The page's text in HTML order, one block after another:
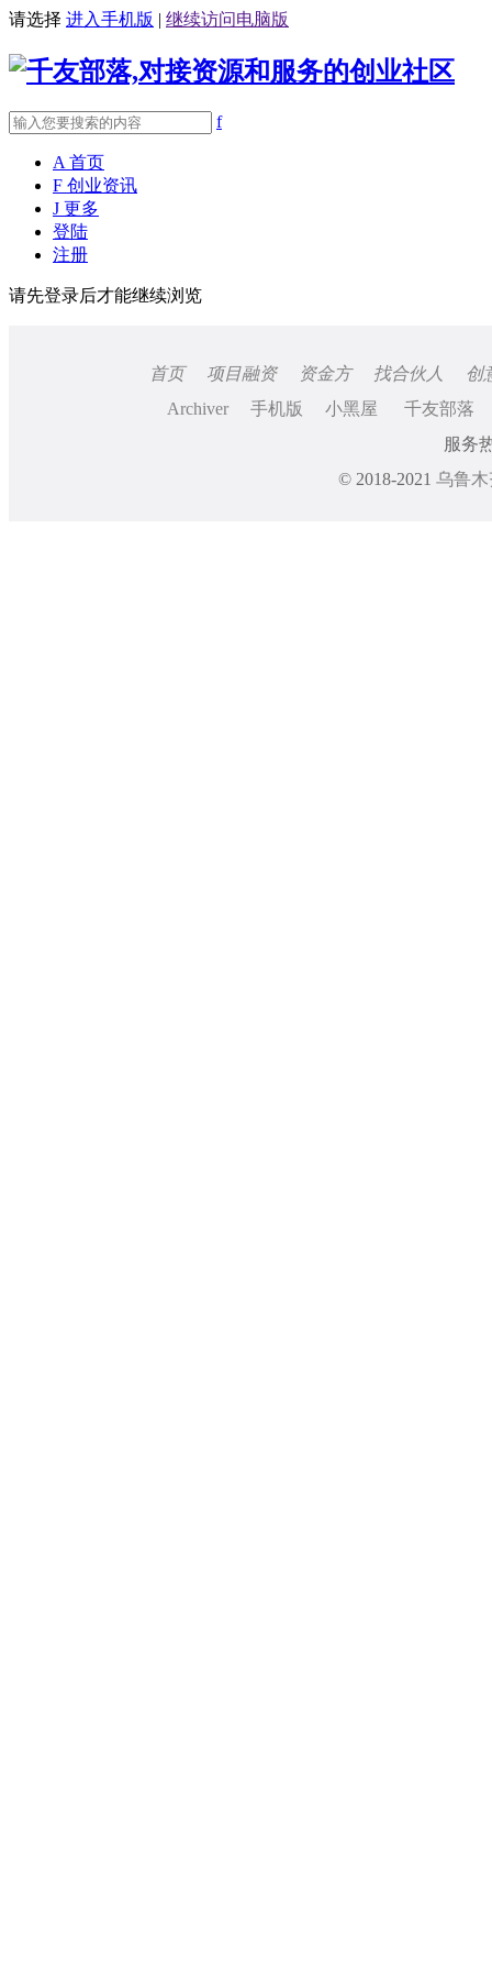
请选择 进入手机版 | 继续访问电脑版
f
A 首页
F 创业资讯
J 更多
登陆
注册
请先登录后才能继续浏览
首页 项目融资 资金方 找合伙人
创
Archiver
手机版 小黑屋
千友部落
服务
© 2018-2021 乌鲁